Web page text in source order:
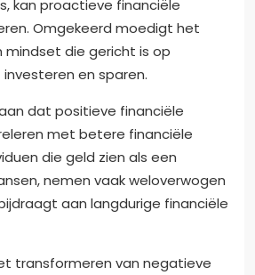
kan proactieve financiële
Omgekeerd moedigt het
mindset die gericht is op
en sparen.
dat positieve financiële
met betere financiële
die geld zien als een
nemen vaak weloverwogen
aan langdurige financiële
transformeren van negatieve